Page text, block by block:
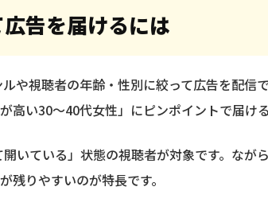
告を届けるには
や視聴者の年齢・性別に絞って広告を配信
い30〜40代女性」にピンポイントで届け
いている」状態の視聴者が対象です。なが
りやすいのが特長です。